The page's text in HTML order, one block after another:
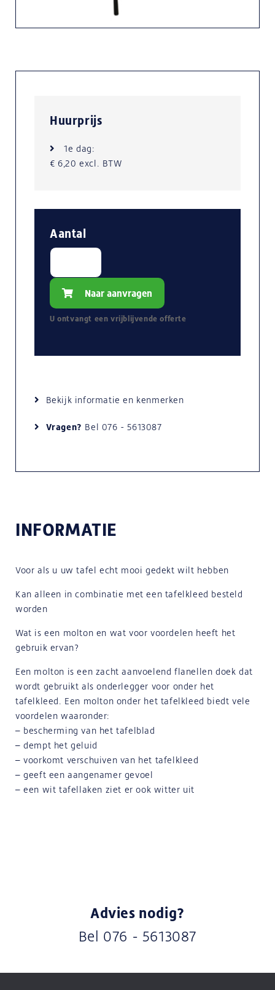
Huurprijs
1e dag:
€ 6,20 excl. BTW
Aantal
Naar aanvragen
U ontvangt een vrijblijvende offerte
Bekijk informatie en kenmerken
Vragen? Bel 076 - 5613087
INFORMATIE
Voor als u uw tafel echt mooi gedekt wilt hebben
Kan alleen in combinatie met een tafelkleed besteld
worden
Wat is een molton en wat voor voordelen heeft het
gebruik ervan?
Een molton is een zacht aanvoelend flanellen doek dat
wordt gebruikt als onderlegger voor onder het
tafelkleed. Een molton onder het tafelkleed biedt vele
voordelen waaronder:
– bescherming van het tafelblad
– dempt het geluid
– voorkomt verschuiven van het tafelkleed
– geeft een aangenamer gevoel
– een wit tafellaken ziet er ook witter uit
Advies nodig?
Bel 076 - 5613087